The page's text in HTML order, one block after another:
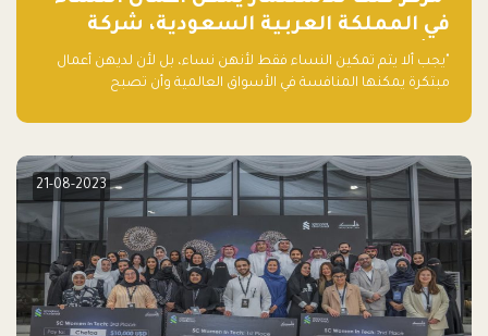
في المملكة العربية السعودية، شركة
ناشئة تلو الأخرى."
"يجب ألا يتم تمكين النساء فقط لأنهن نساء، بل لأن لديهن أعمال
مبتكرة يمكنها المنافسة في الأسواق العالمية وأن تصبح
21-08-2023